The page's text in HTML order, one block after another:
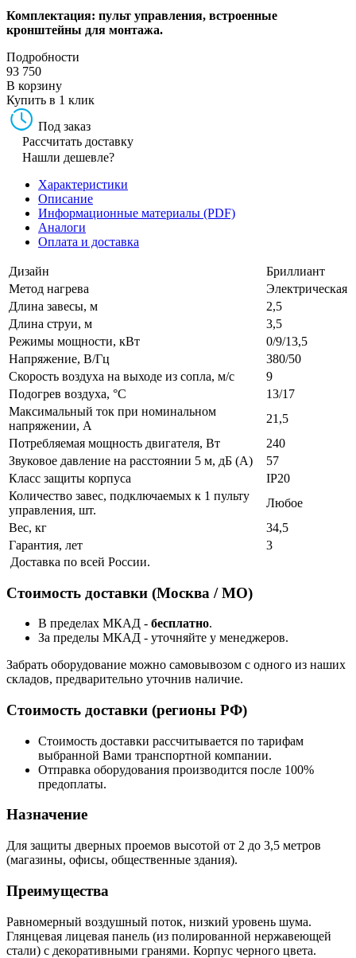
Комплектация: пульт управления, встроенные
кронштейны для монтажа.
Подробности
93 750
В корзину
Купить в 1 клик
Под заказ
Рассчитать доставку
Нашли дешевле?
Характеристики
Описание
Информационные материалы (PDF)
Аналоги
Оплата и доставка
Дизайн
Бриллиант
Метод нагрева
Электрическая
Длина завесы, м
2,5
Длина струи, м
3,5
Режимы мощности, кВт
0/9/13,5
Напряжение, В/Гц
380/50
Скорость воздуха на выходе из сопла, м/с
9
Подогрев воздуха, °С
13/17
Максимальный ток при номинальном
напряжении, А
21,5
Потребляемая мощность двигателя, Вт
240
Звуковое давление на расстоянии 5 м, дБ (А)
57
Класс защиты корпуса
IP20
Количество завес, подключаемых к 1 пульту
управления, шт.
Любое
Вес, кг
34,5
Гарантия, лет
3
Доставка по всей России.
Стоимость доставки (Москва / МО)
В пределах МКАД - бесплатно.
За пределы МКАД - уточняйте у менеджеров.
Забрать оборудование можно самовывозом с одного из наших
складов, предварительно уточнив наличие.
Стоимость доставки (регионы РФ)
Стоимость доставки рассчитывается по тарифам
выбранной Вами транспортной компании.
Отправка оборудования производится после 100%
предоплаты.
Назначение
Для защиты дверных проемов высотой от 2 до 3,5 метров
(магазины, офисы, общественные здания).
Преимущества
Равномерный воздушный поток, низкий уровень шума.
Глянцевая лицевая панель (из полированной нержавеющей
стали) с декоративными гранями. Корпус черного цвета.